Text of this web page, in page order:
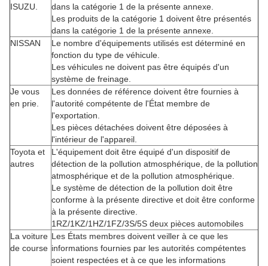
ISUZU.
dans la catégorie 1 de la présente annexe.
Les produits de la catégorie 1 doivent être présentés
dans la catégorie 1 de la présente annexe.
NISSAN
Le nombre d'équipements utilisés est déterminé en
fonction du type de véhicule.
Les véhicules ne doivent pas être équipés d'un
système de freinage.
Je vous
en prie.
Les données de référence doivent être fournies à
l'autorité compétente de l'État membre de
l'exportation.
Les pièces détachées doivent être déposées à
l'intérieur de l'appareil.
Toyota et
autres
L'équipement doit être équipé d'un dispositif de
détection de la pollution atmosphérique, de la pollution
atmosphérique et de la pollution atmosphérique.
Le système de détection de la pollution doit être
conforme à la présente directive et doit être conforme
à la présente directive.
1RZ/1KZ/1HZ/1FZ/3S/5S deux pièces automobiles
La voiture
de course
Les États membres doivent veiller à ce que les
informations fournies par les autorités compétentes
soient respectées et à ce que les informations